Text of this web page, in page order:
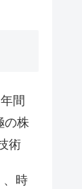
間
の株
術
、時